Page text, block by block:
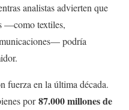
analistas advierten que
—como textiles,
podría
fuerza en la última década.
por87.000 millones de